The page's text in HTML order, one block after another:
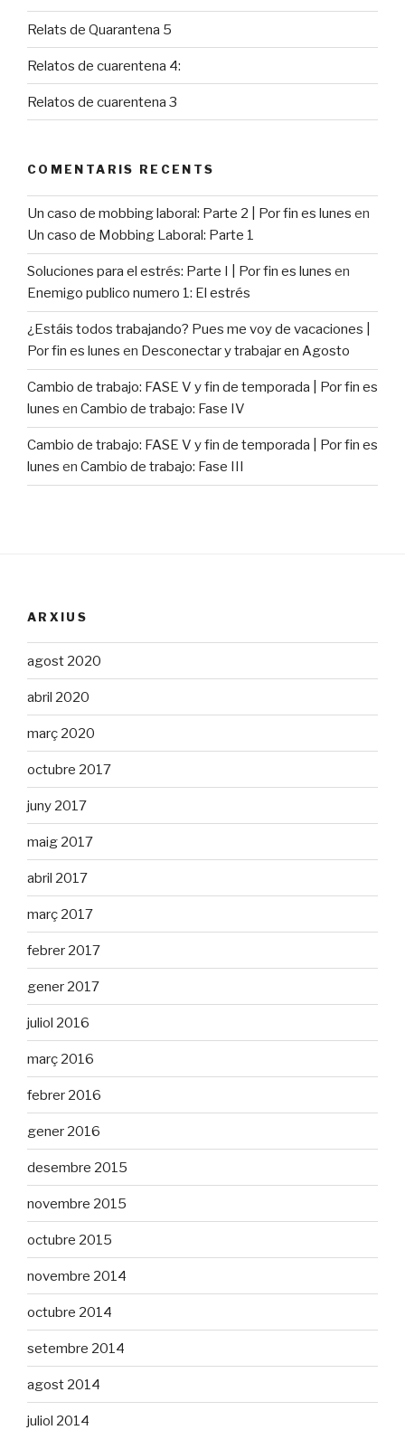
Relats de Quarantena 5
Relatos de cuarentena 4:
Relatos de cuarentena 3
COMENTARIS RECENTS
Un caso de mobbing laboral: Parte 2 | Por fin es lunes en
Un caso de Mobbing Laboral: Parte 1
Soluciones para el estrés: Parte I | Por fin es lunes en
Enemigo publico numero 1: El estrés
¿Estáis todos trabajando? Pues me voy de vacaciones |
Por fin es lunes en Desconectar y trabajar en Agosto
Cambio de trabajo: FASE V y fin de temporada | Por fin es
lunes en Cambio de trabajo: Fase IV
Cambio de trabajo: FASE V y fin de temporada | Por fin es
lunes en Cambio de trabajo: Fase III
ARXIUS
agost 2020
abril 2020
març 2020
octubre 2017
juny 2017
maig 2017
abril 2017
març 2017
febrer 2017
gener 2017
juliol 2016
març 2016
febrer 2016
gener 2016
desembre 2015
novembre 2015
octubre 2015
novembre 2014
octubre 2014
setembre 2014
agost 2014
juliol 2014